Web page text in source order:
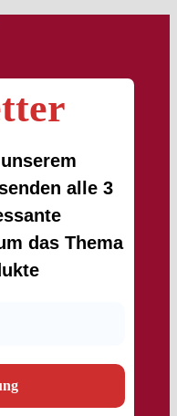
alle 3
das Thema